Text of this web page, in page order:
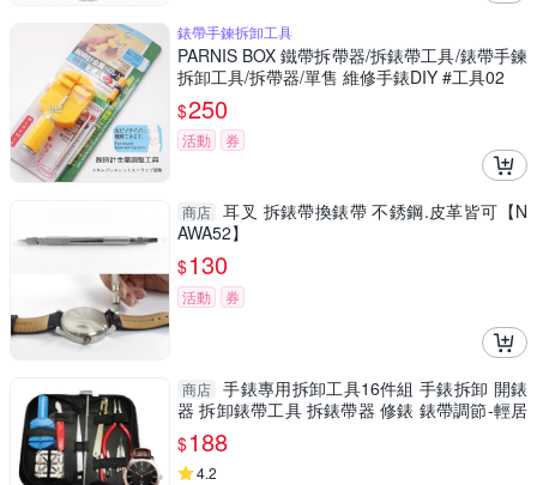
錶帶手鍊拆卸工具
PARNIS BOX 鐵帶拆帶器/拆錶帶工具/錶帶手鍊
拆卸工具/拆帶器/單售 維修手錶DIY #工具02
$250
活動 券
商店 耳叉 拆錶帶換錶帶 不銹鋼.皮革皆可【N
AWA52】
$130
活動 券
商店 手錶專用拆卸工具16件組 手錶拆卸 開錶
器 拆卸錶帶工具 拆錶帶器 修錶 錶帶調節-輕居
家8096
$188
4.2